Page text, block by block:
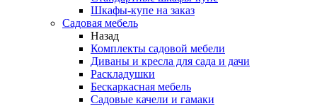
Шкафы-купе на заказ
Садовая мебель
Назад
Комплекты садовой мебели
Диваны и кресла для сада и дачи
Раскладушки
Бескаркасная мебель
Садовые качели и гамаки